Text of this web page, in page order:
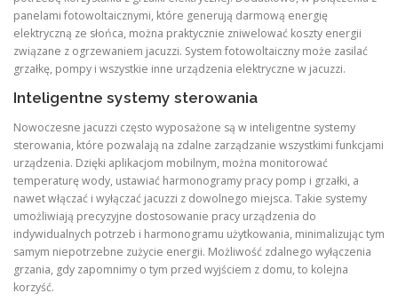
panelami fotowoltaicznymi, które generują darmową energię
elektryczną ze słońca, można praktycznie zniwelować koszty energii
związane z ogrzewaniem jacuzzi. System fotowoltaiczny może zasilać
grzałkę, pompy i wszystkie inne urządzenia elektryczne w jacuzzi.
Inteligentne systemy sterowania
Nowoczesne jacuzzi często wyposażone są w inteligentne systemy
sterowania, które pozwalają na zdalne zarządzanie wszystkimi funkcjami
urządzenia. Dzięki aplikacjom mobilnym, można monitorować
temperaturę wody, ustawiać harmonogramy pracy pomp i grzałki, a
nawet włączać i wyłączać jacuzzi z dowolnego miejsca. Takie systemy
umożliwiają precyzyjne dostosowanie pracy urządzenia do
indywidualnych potrzeb i harmonogramu użytkowania, minimalizując tym
samym niepotrzebne zużycie energii. Możliwość zdalnego wyłączenia
grzania, gdy zapomnimy o tym przed wyjściem z domu, to kolejna
korzyść.